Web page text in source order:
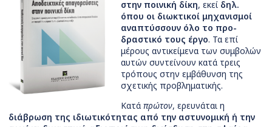
στην ποινική δίκη, εκεί δηλ.
όπου οι διωκτικοί μηχανισμοί
αναπτύσσουν όλο το προ-
δραστικό τους έργο. Τα επί
μέρους αντικείμενα των συμβολών
αυτών συντείνουν κατά τρεις
τρόπους στην εμβάθυνση της
σχετικής προβληματικής.
Κατά πρώτον, ερευνάται η
διάβρωση της ιδιωτικότητας από την αστυνομική ή την